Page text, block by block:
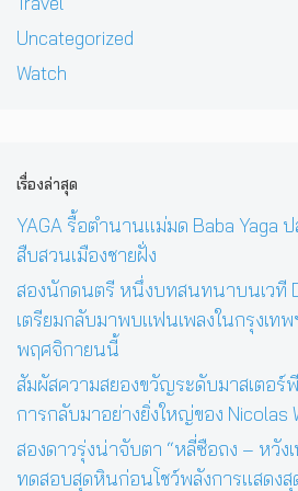
Uncategorized
Watch
เรื่องล่าสุด
YAGA รื้อตำนานแม่มด Baba Yaga
สืบสวนเมืองชายฝั่ง
สองนักดนตรี หนึ่งบทสนทนาบนเวที
เตรียมกลับมาพบแฟนเพลงในกรุงเท
พฤศจิกายนนี้
สัมผัสความสยองขวัญระดับมาสเตอร์
การกลับมาอย่างยิ่งใหญ่ของ Nicolas
สองดาวรุ่งน่าจับตา “หลี่ซือถง – หวัง
ทดสอบสุดหินก่อนโชว์พลังการแสดงสุ